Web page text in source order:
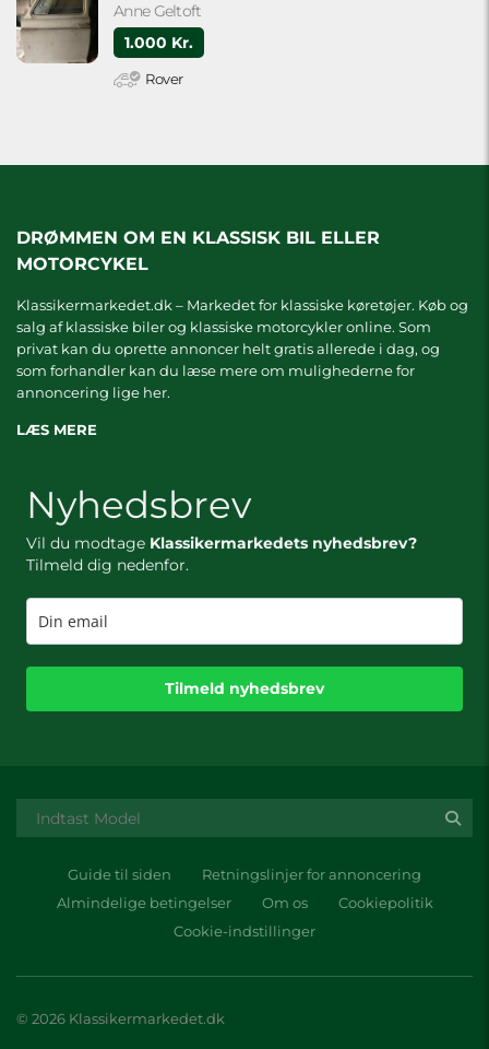
Anne Geltoft
1.000 Kr.
Rover
DRØMMEN OM EN KLASSISK BIL ELLER
MOTORCYKEL
Klassikermarkedet.dk – Markedet for klassiske køretøjer. Køb og
salg af klassiske biler og klassiske motorcykler online. Som
privat kan du oprette annoncer helt gratis allerede i dag, og
som forhandler kan du læse mere om mulighederne for
annoncering lige her.
LÆS MERE
Nyhedsbrev
Vil du modtage Klassikermarkedets nyhedsbrev?
Tilmeld dig nedenfor.
Tilmeld nyhedsbrev
Guide til siden
Retningslinjer for annoncering
Almindelige betingelser
Om os
Cookiepolitik
Cookie-indstillinger
© 2026 Klassikermarkedet.dk